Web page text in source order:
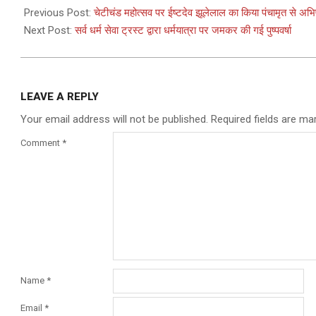
03-
30
Previous Post:चेटीचंड महोत्सव पर ईष्टदेव झूलेलाल का किया पंचामृत से
Next Post:सर्व धर्म सेवा ट्रस्ट द्वारा धर्मयात्रा पर जमकर की गई पुष्पवर्षा
LEAVE A REPLY
Your email address will not be published. Required fields are
Comment *
Name *
Email *